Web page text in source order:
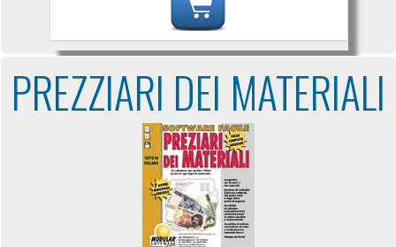
PREZZIARI DEI MATERIALI